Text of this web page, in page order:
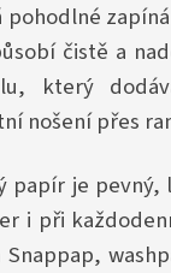
pohodlné
čistě a
který
nošení přes
papír je pevný,
i při
Snappap,